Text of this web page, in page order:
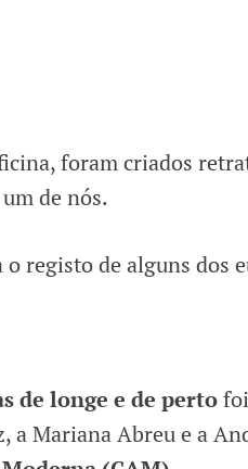
foram criados
de nós.
o registo de alguns dos
de longe e de perto
a Mariana Abreu e a